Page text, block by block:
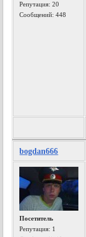
Репутация:20
Сообщений: 448
bogdan666
Посетитель
Репутация: 1